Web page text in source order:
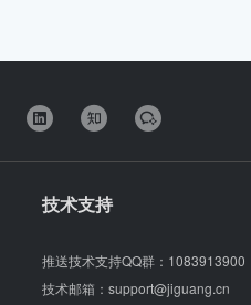
技术支持
推送技术支持QQ群： 1083913900
技术邮箱： support@jiguang.cn